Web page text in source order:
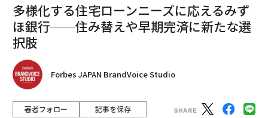
多様化する住宅ローンニーズに応えるみず
ほ銀行──住み替えや早期完済に新たな選
択肢
Forbes JAPAN BrandVoice Studio
著者フォロー 記事を保存